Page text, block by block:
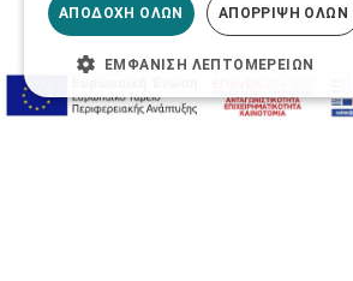
ΑΠΟΔΟΧΉ ΌΛΩΝ ΑΠΌΡΡΙΨΗ ΌΛΩΝ
ΕΜΦΆΝΙΣΗ ΛΕΠΤΟΜΕΡΕΙΏΝ